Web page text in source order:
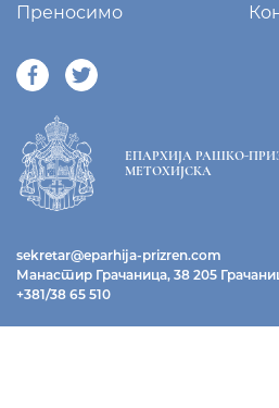
Преносимо
ЕПАРХИЈА РАШКО-
МЕТОХИЈСКА
sekretar@eparhija-prizren.com
Манастир Грачаница, 38 205
+381/38 65 510